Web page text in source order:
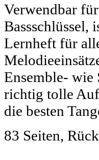
Verwendbar
Bassschlüssel,
Lernheft für
Ensemble- wie
richtig tolle
die besten
83 Seiten,